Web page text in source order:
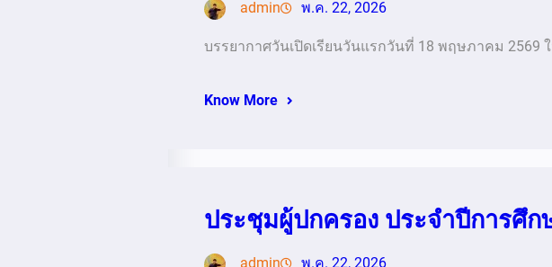
admin พ.ค. 22, 2026
บรรยากาศวันเปิดเรียนวันแรกวันที่ 18 พฤษภาคม 2569
Know More
ประชุมผู้ปกครอง ประจำปีการศึก
admin พ.ค. 22, 2026